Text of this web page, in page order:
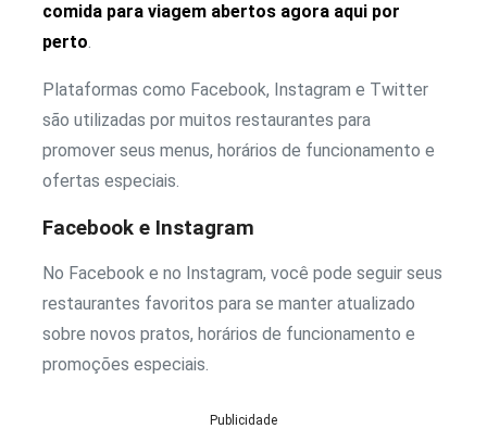
comida para viagem abertos agora aqui por
perto.
Plataformas como Facebook, Instagram e Twitter
são utilizadas por muitos restaurantes para
promover seus menus, horários de funcionamento e
ofertas especiais.
Facebook e Instagram
No Facebook e no Instagram, você pode seguir seus
restaurantes favoritos para se manter atualizado
sobre novos pratos, horários de funcionamento e
promoções especiais.
Publicidade